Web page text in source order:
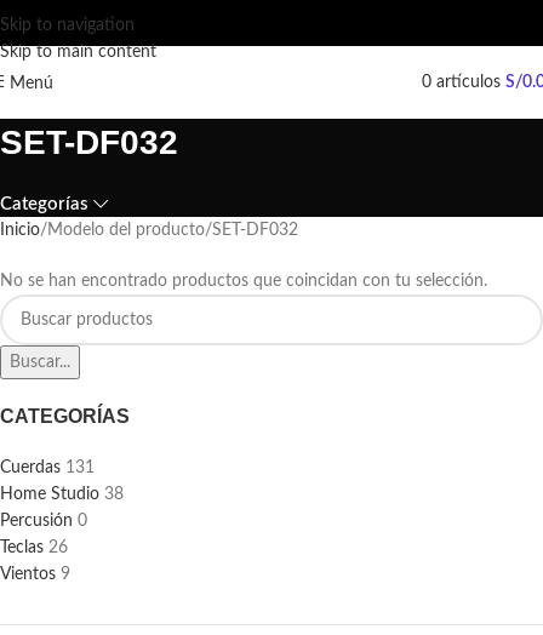
Skip to navigation
Skip to main content
Menú
0 artículos S/
SET-DF032
Categorías
CATEGORÍAS
Cuerdas 131
Home Studio 38
Percusión 0
Teclas 26
Vientos 9
Inicio Modelo del producto SET-DF032
No se han encontrado productos que coincidan con tu selección.
Buscar...